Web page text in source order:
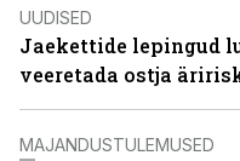
UUDISED
Jaekettide lepingud
veeretada ostja
MAJANDUSTULEMUSED